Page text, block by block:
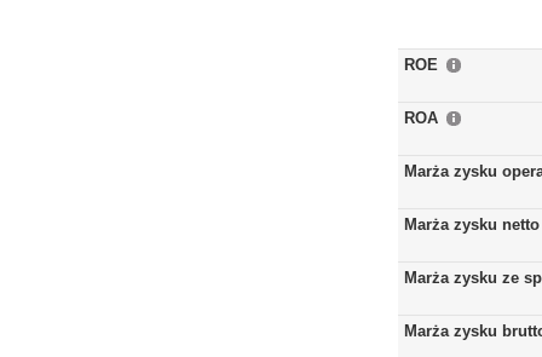
ROE
ROA
Marża zysku
Marża zysku netto
Marża zysku ze
Marża zysku